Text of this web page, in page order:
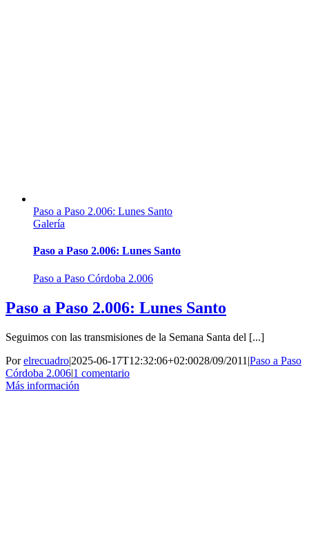
Paso a Paso 2.006: Lunes Santo
Galería
Paso a Paso 2.006: Lunes Santo
Paso a Paso Córdoba 2.006
Paso a Paso 2.006: Lunes Santo
Seguimos con las transmisiones de la Semana Santa del [...]
Porelrecuadro|2025-06-17T12:32:06+02:0028/09/2011 |Paso a Paso
Córdoba 2.006|1 comentario
Más información